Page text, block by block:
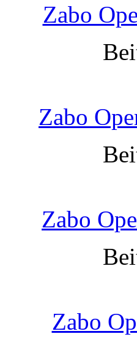
Zabo
Zabo
Zabo
Zabo